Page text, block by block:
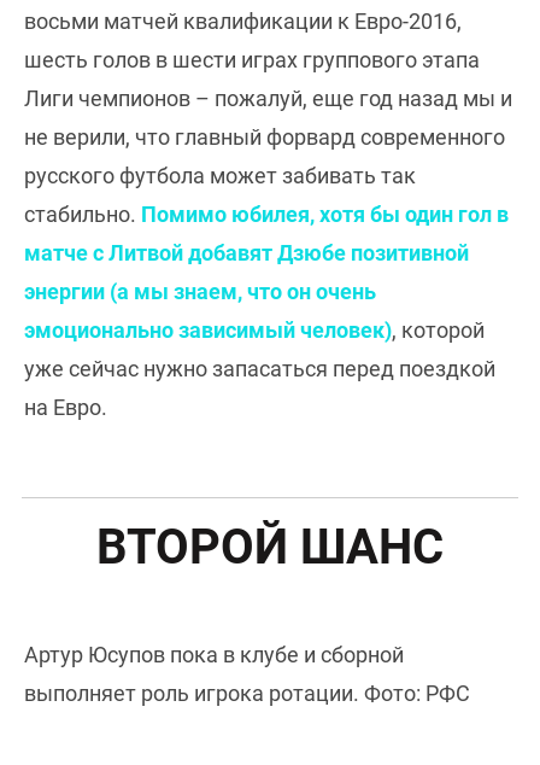
восьми матчей квалификации к Евро-2016,
шесть голов в шести играх группового этапа
Лиги чемпионов – пожалуй, еще год назад мы и
не верили, что главный форвард современного
русского футбола может забивать так
стабильно. Помимо юбилея, хотя бы один гол в
матче с Литвой добавят Дзюбе позитивной
энергии (а мы знаем, что он очень
эмоционально зависимый человек), которой
уже сейчас нужно запасаться перед поездкой
на Евро.
ВТОРОЙ ШАНС
Артур Юсупов пока в клубе и сборной
выполняет роль игрока ротации. Фото: РФС